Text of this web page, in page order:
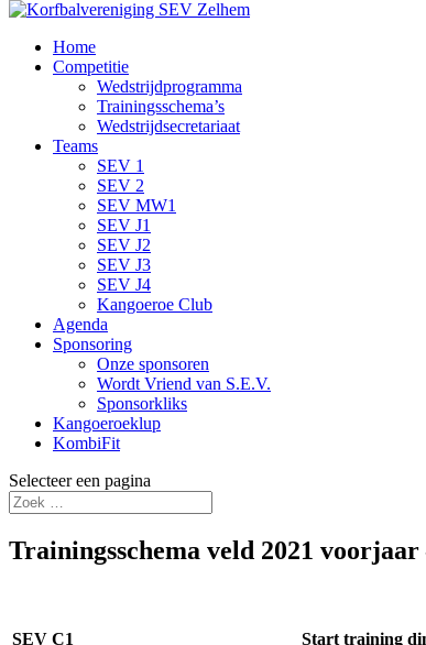
Home
Competitie
Wedstrijdprogramma
Trainingsschema’s
Wedstrijdsecretariaat
Teams
SEV 1
SEV 2
SEV MW1
SEV J1
SEV J2
SEV J3
SEV J4
Kangoeroe Club
Agenda
Sponsoring
Onze sponsoren
Wordt Vriend van S.E.V.
Sponsorkliks
Kangoeroeklup
KombiFit
Selecteer een pagina
Trainingsschema veld 2021
SEV C1
Start training